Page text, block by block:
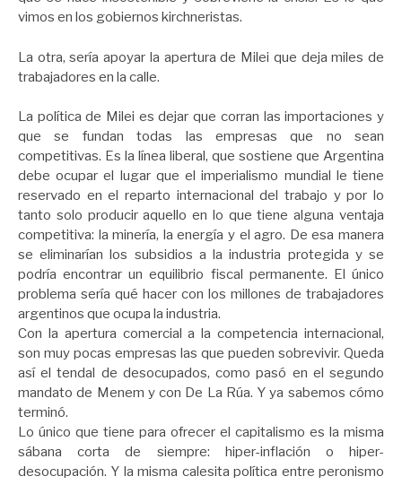
vimos en los gobiernos kirchneristas.
La otra, sería apoyar la apertura de Milei que deja miles de
trabajadores en la calle.
La política de Milei es dejar que corran las importaciones y
que se fundan todas las empresas que no sean
competitivas. Es la línea liberal, que sostiene que Argentina
debe ocupar el lugar que el imperialismo mundial le tiene
reservado en el reparto internacional del trabajo y por lo
tanto solo producir aquello en lo que tiene alguna ventaja
competitiva: la minería, la energía y el agro. De esa manera
se eliminarían los subsidios a la industria protegida y se
podría encontrar un equilibrio fiscal permanente. El único
problema sería qué hacer con los millones de trabajadores
argentinos que ocupa la industria.
Con la apertura comercial a la competencia internacional,
son muy pocas empresas las que pueden sobrevivir. Queda
así el tendal de desocupados, como pasó en el segundo
mandato de Menem y con De La Rúa. Y ya sabemos cómo
terminó.
Lo único que tiene para ofrecer el capitalismo es la misma
sábana corta de siempre: hiper-inflación o hiper-
desocupación. Y la misma calesita política entre peronismo